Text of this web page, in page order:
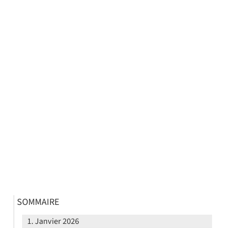
SOMMAIRE
Janvier 2026